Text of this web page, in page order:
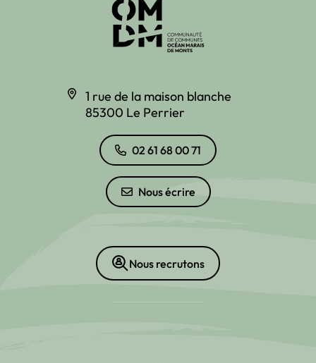
1 rue de la maison blanche
85300 Le Perrier
02 61 68 00 71
Nous écrire
Nous recrutons